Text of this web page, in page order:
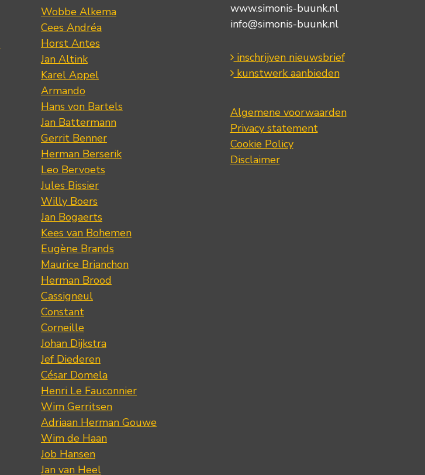
Wobbe Alkema
Cees Andréa
Horst Antes
Jan Altink
Karel Appel
Armando
Hans von Bartels
Jan Battermann
Gerrit Benner
Herman Berserik
Leo Bervoets
Jules Bissier
Willy Boers
Jan Bogaerts
Kees van Bohemen
Eugène Brands
Maurice Brianchon
Herman Brood
Cassigneul
Constant
Corneille
Johan Dijkstra
Jef Diederen
César Domela
Henri Le Fauconnier
Wim Gerritsen
Adriaan Herman Gouwe
Wim de Haan
Job Hansen
Jan van Heel
www.simonis-buunk.nl
info@simonis-buunk.nl
inschrijven nieuwsbrief
kunstwerk aanbieden
Algemene voorwaarden
Privacy statement
Cookie Policy
Disclaimer